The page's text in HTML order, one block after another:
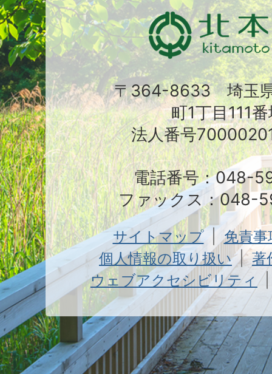
〒364-8633 埼玉
町1丁目111
法人番号
電話番号：048-
ファックス：048-
サイトマップ
免責
個人情報の取り扱い
著
ウェブアクセシビリティ